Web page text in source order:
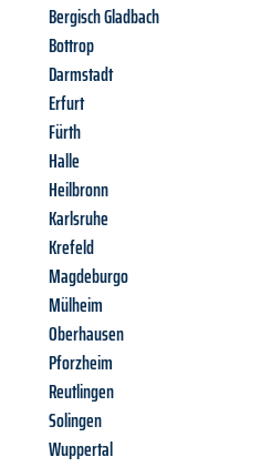
Bergisch Gladbach
Bottrop
Darmstadt
Erfurt
Fürth
Halle
Heilbronn
Karlsruhe
Krefeld
Magdeburgo
Mülheim
Oberhausen
Pforzheim
Reutlingen
Solingen
Wuppertal